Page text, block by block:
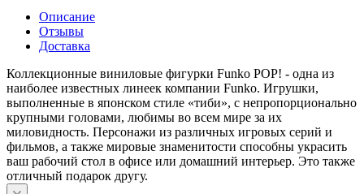
Описание
Отзывы
Доставка
Коллекционные виниловые фигурки Funko POP! - одна из
наиболее известных линеек компании Funko. Игрушки,
выполненные в японском стиле «тиби», с непропорционально
крупными головами, любимы во всем мире за их
миловидность. Персонажи из различных игровых серий и
фильмов, а также мировые знаменитости способны украсить
ваш рабочий стол в офисе или домашний интерьер. Это также
отличный подарок другу.